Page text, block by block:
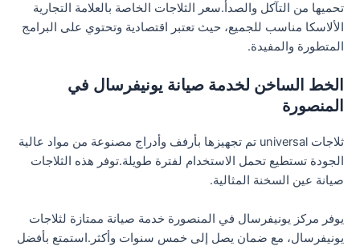
تحميها من التآكل والصدأ.سعر الثلاجات الخاصة بالعلامة التجارية
الألاسكا مناسب للجميع، حيث تعتبر اقتصادية وتحتوي على البرامج
المتطورة والمفيدة.
الخط الساخن لخدمة صيانة يونيفرسال في
المنصورة
ثلاجات universal تم تجهيزها بأرفف وأدراج مصنوعة من مواد عالية
الجودة تستطيع تحمل الاستخدام لفترة طويلة.توفر هذه الثلاجات
صيانة عين السخنة المثالية.
يوفر مركز يونيفرسال في المنصورة خدمة صيانة ممتازة لثلاجات
يونيفرسال، مع ضمان يصل إلى خمس سنوات وأكثر.استمتع بأفضل